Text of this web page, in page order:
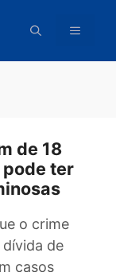
de 18
e pode ter
que o crime